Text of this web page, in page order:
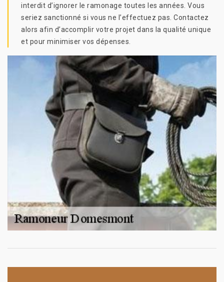
interdit d’ignorer le ramonage toutes les années. Vous
seriez sanctionné si vous ne l’effectuez pas. Contactez
alors afin d’accomplir votre projet dans la qualité unique
et pour minimiser vos dépenses.